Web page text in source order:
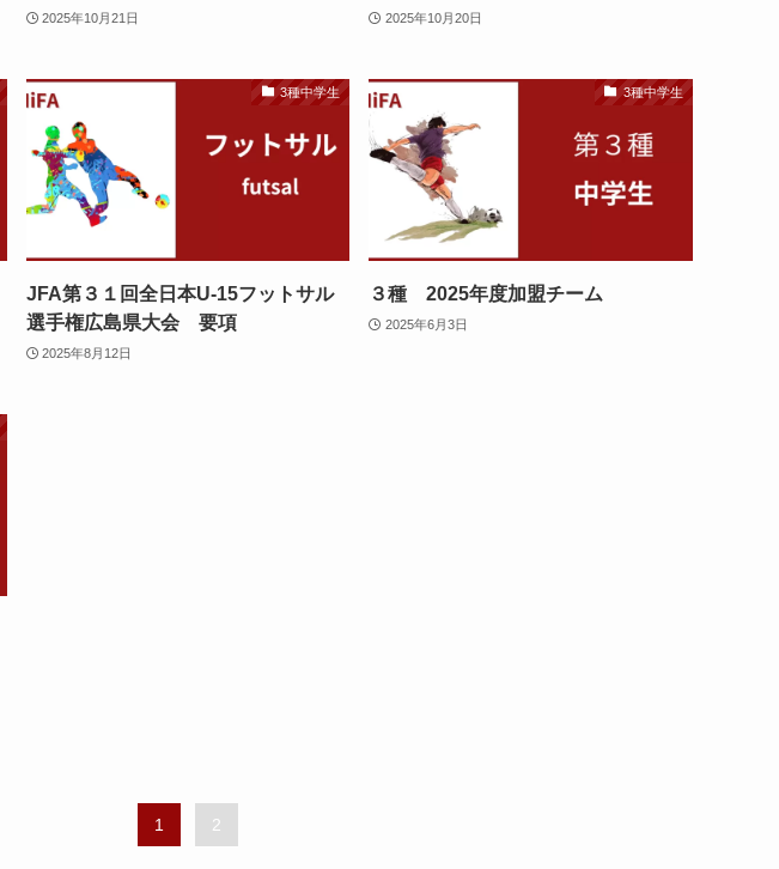
2025年10月21日 2025年10月20日
3種中学生
JFA第３１回全日本U-15フットサル
選手権広島県大会 要項
2025年8月12日
3種中学生
３種 2025年度加盟チーム
2025年6月3日
1 2